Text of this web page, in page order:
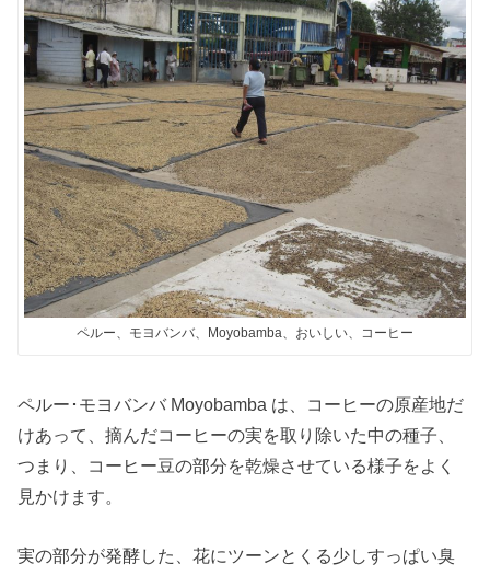
ペルー、モヨバンバ、Moyobamba、おいしい、コーヒー
ペルー･モヨバンバ Moyobamba は、コーヒーの原産地だ
けあって、摘んだコーヒーの実を取り除いた中の種子、
つまり、コーヒー豆の部分を乾燥させている様子をよく
見かけます。
実の部分が発酵した、花にツーンとくる少しすっぱい臭